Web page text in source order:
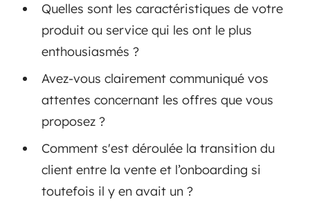
Quelles sont les caractéristiques de votre
produit ou service qui les ont le plus
enthousiasmés ?
Avez-vous clairement communiqué vos
attentes concernant les offres que vous
proposez ?
Comment s'est déroulée la transition du
client entre la vente et l’onboarding si
toutefois il y en avait un ?